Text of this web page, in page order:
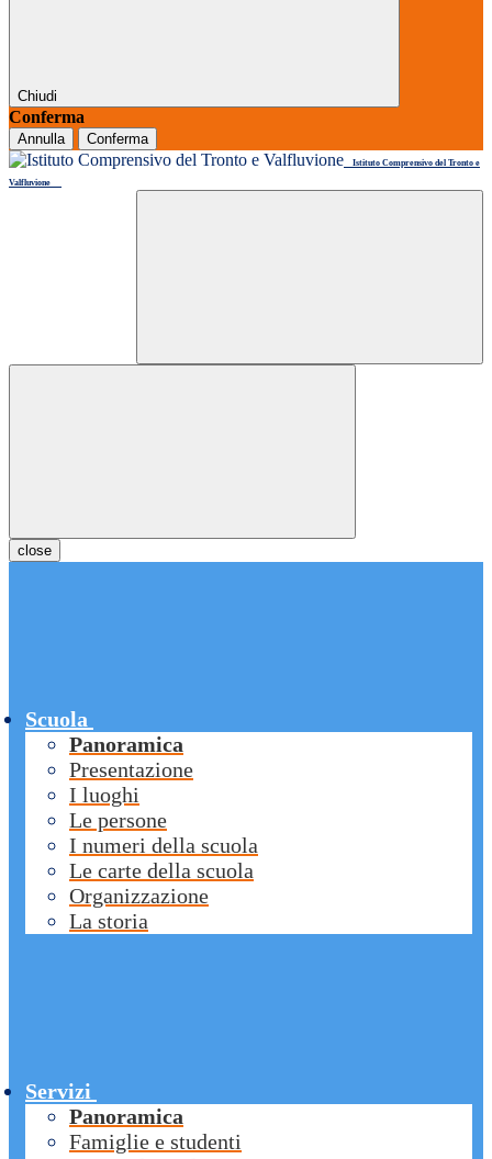
Chiudi
Conferma
Annulla Conferma
Istituto Comprensivo del Tronto e
Valfluvione
close
Scuola
Panoramica
Presentazione
I luoghi
Le persone
I numeri della scuola
Le carte della scuola
Organizzazione
La storia
Servizi
Panoramica
Famiglie e studenti